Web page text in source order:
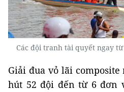
Các đội tranh tài quyết ngay
Giải đua vỏ lãi
hút 52 đội đến từ 6 đơn